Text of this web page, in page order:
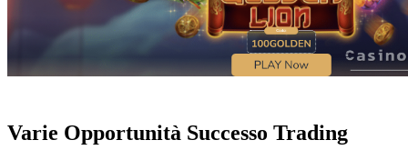
Varie Opportunità Successo Trading